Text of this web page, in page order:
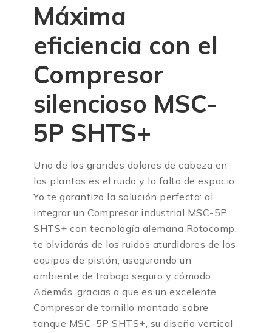
Máxima
eficiencia con el
Compresor
silencioso MSC-
5P SHTS+
Uno de los grandes dolores de cabeza en
las plantas es el ruido y la falta de espacio.
Yo te garantizo la solución perfecta: al
integrar un Compresor industrial MSC-5P
SHTS+ con tecnología alemana Rotocomp,
te olvidarás de los ruidos aturdidores de los
equipos de pistón, asegurando un
ambiente de trabajo seguro y cómodo.
Además, gracias a que es un excelente
Compresor de tornillo montado sobre
tanque MSC-5P SHTS+, su diseño vertical